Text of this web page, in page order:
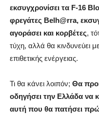
εκσυγχρονίσει τα F-16
φρεγάτες Belh@rra,
αγοράσει και κορβέτες,
τύχη, αλλά θα κινδυνεύει
επιθετικής ενέργειας.
Τι θα κάνει λοιπόν; Θα
οδηγήσει την Ελλάδα να
αυτή που θα πατήσει